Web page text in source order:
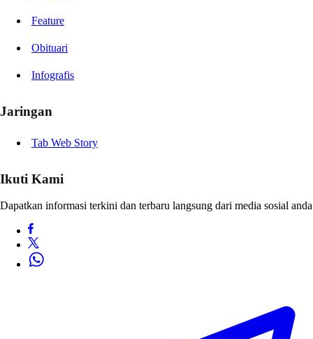
Feature
Obituari
Infografis
Jaringan
Tab Web Story
Ikuti Kami
Dapatkan informasi terkini dan terbaru langsung dari media sosial anda